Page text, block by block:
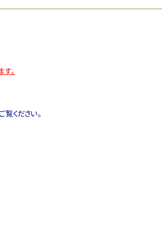
。
ください。